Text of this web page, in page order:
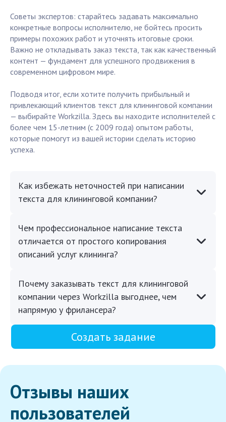
Советы экспертов: старайтесь задавать максимально
конкретные вопросы исполнителю, не бойтесь просить
примеры похожих работ и уточнять итоговые сроки.
Важно не откладывать заказ текста, так как качественный
контент — фундамент для успешного продвижения в
современном цифровом мире.
Подводя итог, если хотите получить прибыльный и
привлекающий клиентов текст для клининговой компании
— выбирайте Workzilla. Здесь вы находите исполнителей с
более чем 15-летним (с 2009 года) опытом работы,
которые помогут из вашей истории сделать историю
успеха.
Как избежать неточностей при написании
текста для клининговой компании?
Чем профессиональное написание текста
отличается от простого копирования
описаний услуг клининга?
Почему заказывать текст для клининговой
компании через Workzilla выгоднее, чем
напрямую у фрилансера?
Создать задание
Отзывы наших
пользователей